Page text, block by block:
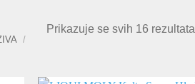
/
Prikazuje se svih 16 rezultata